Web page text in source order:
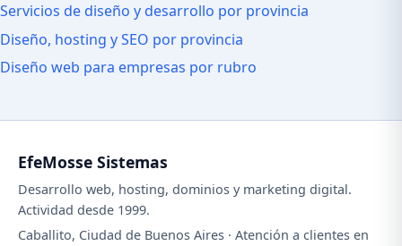
Servicios de diseño y desarrollo por provincia
Diseño, hosting y SEO por provincia
Diseño web para empresas por rubro
EfeMosse Sistemas
Desarrollo web, hosting, dominios y marketing digital.
Actividad desde 1999.
Caballito, Ciudad de Buenos Aires · Atención a clientes en